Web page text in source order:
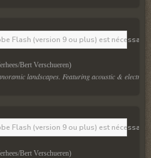
Flash (version 9 ou plus) est
Bert Verschueren)
landscapes. Featuring acoustic & electric
Flash (version 9 ou plus) est
Bert Verschueren)